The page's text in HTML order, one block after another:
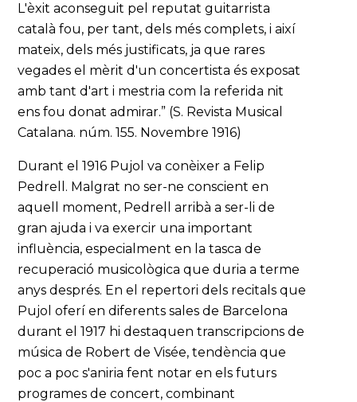
L'èxit aconseguit pel reputat guitarrista
català fou, per tant, dels més complets, i així
mateix, dels més justificats, ja que rares
vegades el mèrit d'un concertista és exposat
amb tant d'art i mestria com la referida nit
ens fou donat admirar.” (S. Revista Musical
Catalana. núm. 155. Novembre 1916)
Durant el 1916 Pujol va conèixer a Felip
Pedrell. Malgrat no ser-ne conscient en
aquell moment, Pedrell arribà a ser-li de
gran ajuda i va exercir una important
influència, especialment en la tasca de
recuperació musicològica que duria a terme
anys després. En el repertori dels recitals que
Pujol oferí en diferents sales de Barcelona
durant el 1917 hi destaquen transcripcions de
música de Robert de Visée, tendència que
poc a poc s'aniria fent notar en els futurs
programes de concert, combinant